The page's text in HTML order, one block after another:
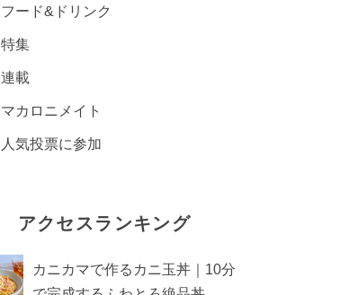
フード&ドリンク
特集
連載
マカロニメイト
人気投票に参加
アクセスランキング
カニカマで作るカニ玉丼｜10分